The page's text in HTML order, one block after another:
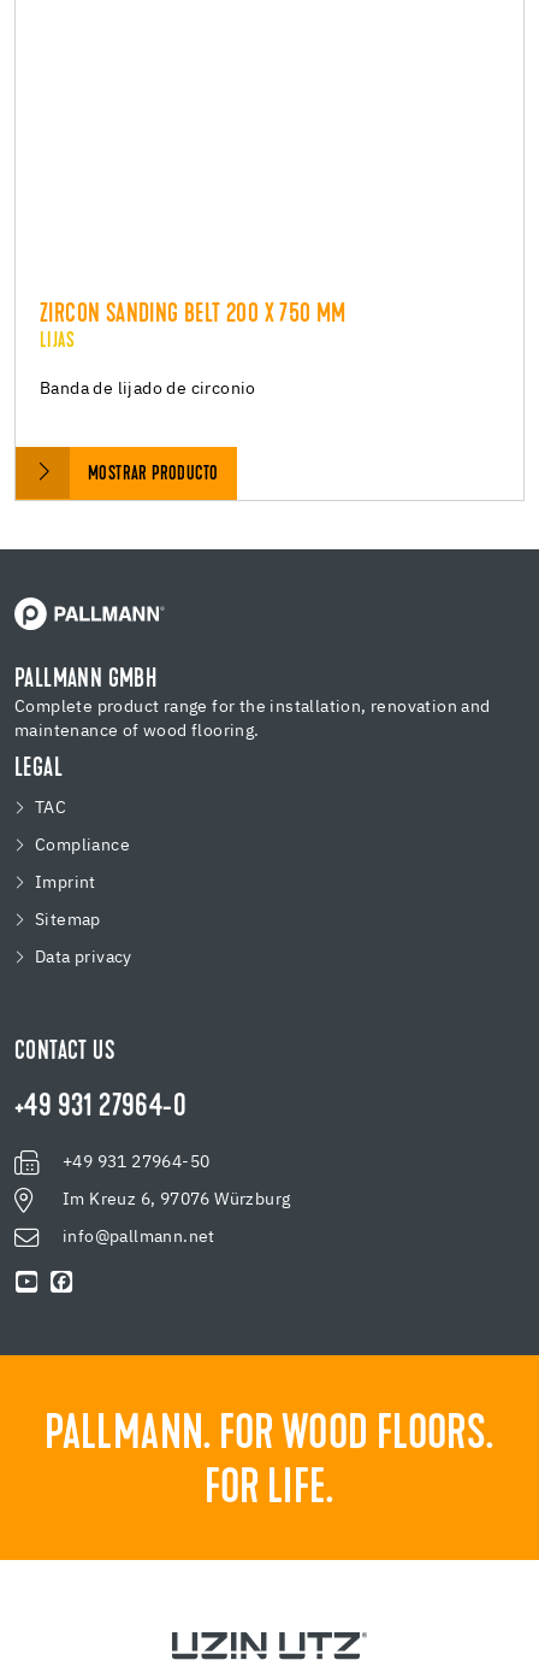
ZIRCON SANDING BELT 200 X 750 MM
LIJAS
Banda de lijado de circonio
MOSTRAR PRODUCTO
PALLMANN GMBH
Complete product range for the installation, renovation and
maintenance of wood flooring.
LEGAL
TAC
Compliance
Imprint
Sitemap
Data privacy
CONTACT US
+49 931 27964-0
+49 931 27964-50
Im Kreuz 6, 97076 Würzburg
info@pallmann.net
PALLMANN. FOR WOOD FLOORS.
FOR LIFE.